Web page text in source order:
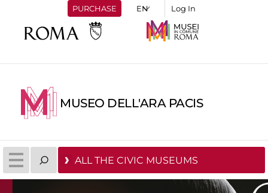
PURCHASE Log In
MUSEO DELL'ARA PACIS
ALL THE CIVIC MUSEUMS